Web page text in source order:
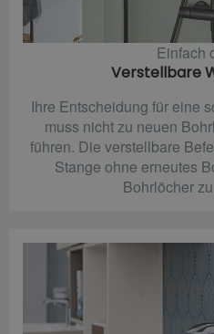
Einfach
Verstellbare
Ihre Entscheidung für eine
muss nicht zu neuen
führen. Die verstellbare
Stange ohne erneutes
Bohrlöcher